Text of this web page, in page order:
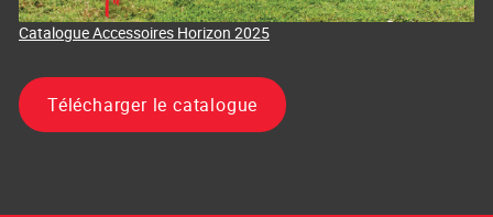
Catalogue Accessoires Horizon 2025
Télécharger le catalogue